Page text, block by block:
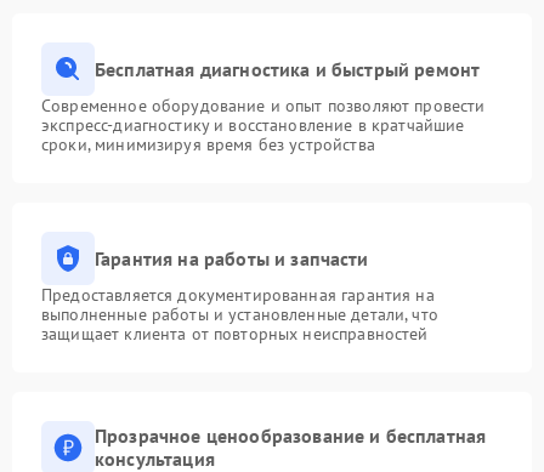
Бесплатная диагностика и быстрый ремонт
Современное оборудование и опыт позволяют провести
экспресс-диагностику и восстановление в кратчайшие
сроки, минимизируя время без устройства
Гарантия на работы и запчасти
Предоставляется документированная гарантия на
выполненные работы и установленные детали, что
защищает клиента от повторных неисправностей
Прозрачное ценообразование и бесплатная
консультация